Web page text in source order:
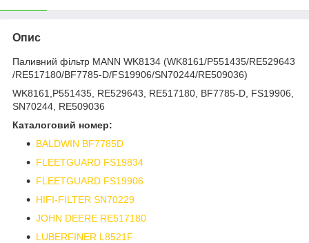
Опис
Паливний фільтр MANN WK8134 (WK8161/P551435/RE529643
/RE517180/BF7785-D/FS19906/SN70244/RE509036)
WK8161,P551435, RE529643, RE517180, BF7785-D, FS19906,
SN70244, RE509036
Каталоговий номер:
BALDWIN BF7785D
FLEETGUARD FS19834
FLEETGUARD FS19906
HIFI-FILTER SN70229
JOHN DEERE RE517180
LUBERFINER L8521F